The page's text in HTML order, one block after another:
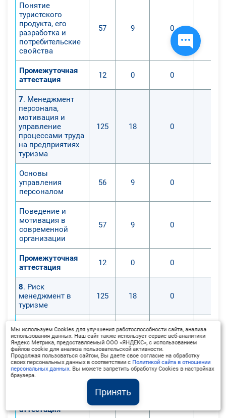
Понятие
туристского
продукта, его
разработка и
потребительские
свойства
57 9 0
Промежуточная
аттестация
12 0 0
7. Менеджмент
персонала,
мотивация и
управление
процессами труда
на предприятиях
туризма
125 18 0
Основы
управления
персоналом
56 9 0
Поведение и
мотивация в
современной
организации
57 9 0
Промежуточная
аттестация
12 0 0
8. Риск
менеджмент в
туризме
125 18 0
рисками и
контрактами
56 9 0
Оценка рисков
проекта и его
эффективности
57 9 0
аттестация
12 0
Принять
Мы используем Cookies для улучшения работоспособности сайта, анализа
использования данных. Наш сайт также использует сервис веб-аналитики
Яндекс Метрика, предоставляемый ООО «ЯНДЕКС», с использованием
файлов cookie для анализа пользовательской активности.
Продолжая пользоваться сайтом, Вы даете свое согласие на обработку
своих персональных данных в соответствии с Политикой сайта в отношении
персональных данных. Вы можете запретить обработку Cookies в настройках
браузера.